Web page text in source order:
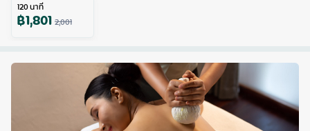
120นาที
฿1,8012,001